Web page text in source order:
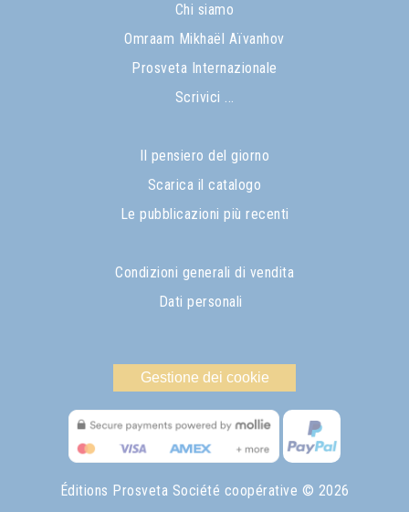
Chi siamo
Omraam Mikhaël Aïvanhov
Prosveta Internazionale
Scrivici ...
Il pensiero del giorno
Scarica il catalogo
Le pubblicazioni più recenti
Condizioni generali di vendita
Dati personali
Gestione dei cookie
Éditions Prosveta Société coopérative © 2026